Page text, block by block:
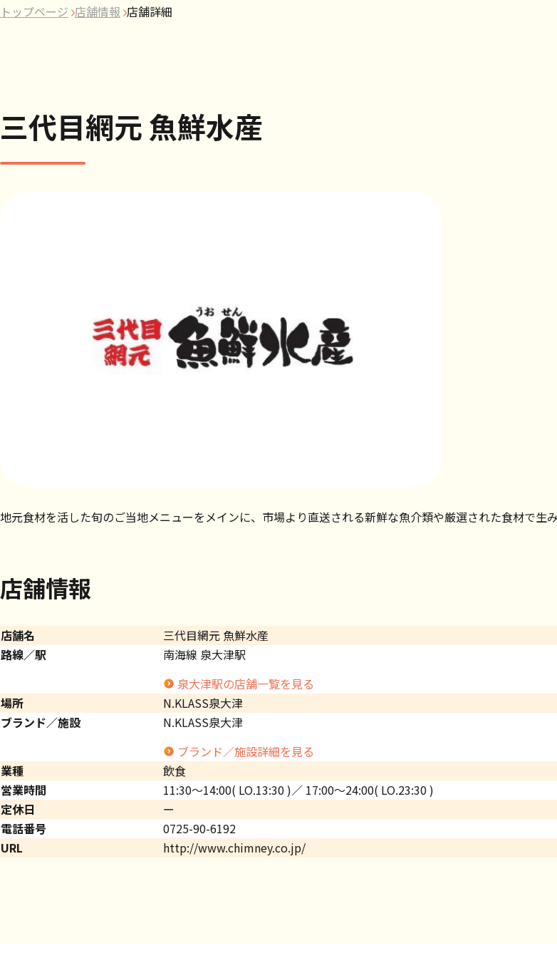
トップページ 店舗情報 店舗詳細
三代目網元 魚鮮水産
地元食材を活した旬のご当地メニューをメインに、市場より直送される新鮮な魚介類や厳選された食材で生
店舗情報
店舗名
三代目網元 魚鮮水産
路線／駅
南海線 泉大津駅
泉大津駅の店舗一覧を見る
場所
N.KLASS泉大津
ブランド／施設
N.KLASS泉大津
ブランド／施設詳細を見る
業種
飲食
営業時間
11:30～14:00( LO.13:30 )／ 17:00～24:00( LO.23:30 )
定休日
ー
電話番号
0725-90-6192
URL
http://www.chimney.co.jp/